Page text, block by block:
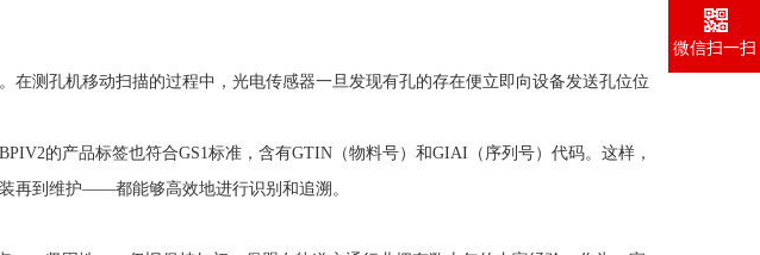
在测孔机移动扫描的过程中，光电传感器一旦发现有孔的存在便立即向设备发送孔位位
的产品标签也符合GS1标准，含有GTIN（物料号）和GIAI（序列号）代码。这样，
再到维护——都能够高效地进行识别和追溯。
微信扫一扫